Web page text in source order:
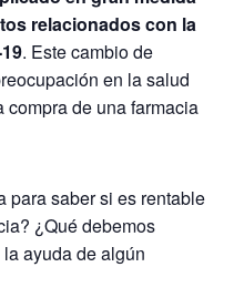
relacionados con la
. Este cambio de
en la salud
de una farmacia
para saber si es rentable
¿Qué debemos
ayuda de algún